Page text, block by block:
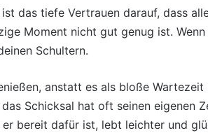
das tiefe Vertrauen darauf, dass
Moment nicht gut genug ist.
Schultern.
anstatt es als bloße
Schicksal hat oft seinen eigenen
bereit dafür ist, lebt leichter und